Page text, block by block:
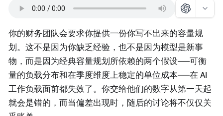
你的财务团队会要求你提供一份你写不出来的容量规
划。这不是因为你缺乏经验，也不是因为模型是新事
物，而是因为经典容量规划所依赖的两个假设——可衡
量的负载分布和在季度维度上稳定的单位成本——在 AI
工作负载面前都失效了。你交给他们的数字从第一天起
就会是错的，而当偏差出现时，随后的讨论将不仅仅关